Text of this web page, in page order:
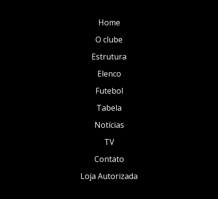
Home
O clube
Estrutura
Elenco
Futebol
Tabela
Notícias
TV
Contato
Loja Autorizada